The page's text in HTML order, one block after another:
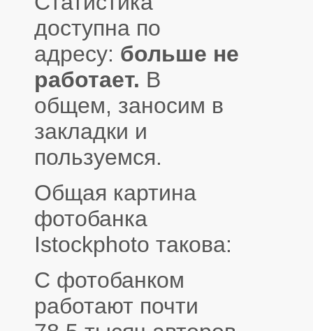
доступна по
адресу: больше не
работает. В
общем, заносим в
закладки и
пользуемся.
Общая картина
фотобанка
Istockphoto такова:
С фотобанком
работают почти